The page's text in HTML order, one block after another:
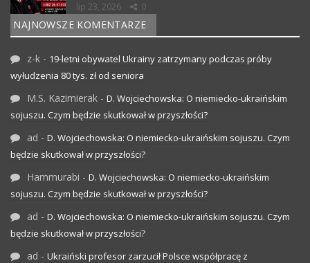
lip 23, 2026 0
NAJNOWSZE KOMENTARZE
z-k - 19-letni obywatel Ukrainy zatrzymany podczas próby
wyłudzenia 80 tys. zł od seniora
M.S. Kazimierak - D. Wojciechowska: O niemiecko-ukraińskim
sojuszu. Czym będzie skutkował w przyszłości?
ad - D. Wojciechowska: O niemiecko-ukraińskim sojuszu. Czym
będzie skutkował w przyszłości?
Hammurabi - D. Wojciechowska: O niemiecko-ukraińskim
sojuszu. Czym będzie skutkował w przyszłości?
ad - D. Wojciechowska: O niemiecko-ukraińskim sojuszu. Czym
będzie skutkował w przyszłości?
ad - Ukraiński profesor zarzucił Polsce współpracę z